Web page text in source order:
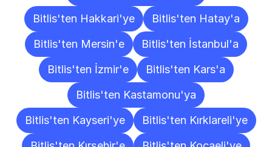
Bitlis'ten Hakkari'ye
Bitlis'ten Hatay'a
Bitlis'ten Mersin'e
Bitlis'ten İstanbul'a
Bitlis'ten İzmir'e
Bitlis'ten Kars'a
Bitlis'ten Kastamonu'ya
Bitlis'ten Kayseri'ye
Bitlis'ten Kırklareli'ye